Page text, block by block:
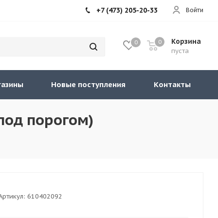
Войти
+7 (473) 205-20-33
0 Корзина
пуста
0
Новые поступления Контакты
порогом)
610402092